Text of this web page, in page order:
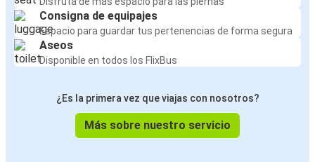
Consigna de equipajes
Espacio para guardar tus pertenencias de forma segura
Aseos
Disponible en todos los FlixBus
¿Es la primera vez que viajas con nosotros?
Más sobre nuestro servicio